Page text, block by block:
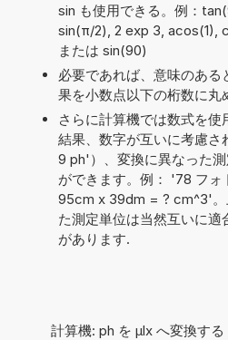
sin も使用できる。例：
sin(π/2), 2 exp 3, acos(1),
または sin(90)
必要であれば、意味のあ
果を小数点以下の桁数に丸
さらに計算機では数式を
結果、数字が互いに考慮
9 ph'）、変換に異なった
ができます。例： '78 フ
95cm x 39dm = ? cm^3'。
た測定単位は当然互いに
があります.
計算機: ph を µlx へ変換す